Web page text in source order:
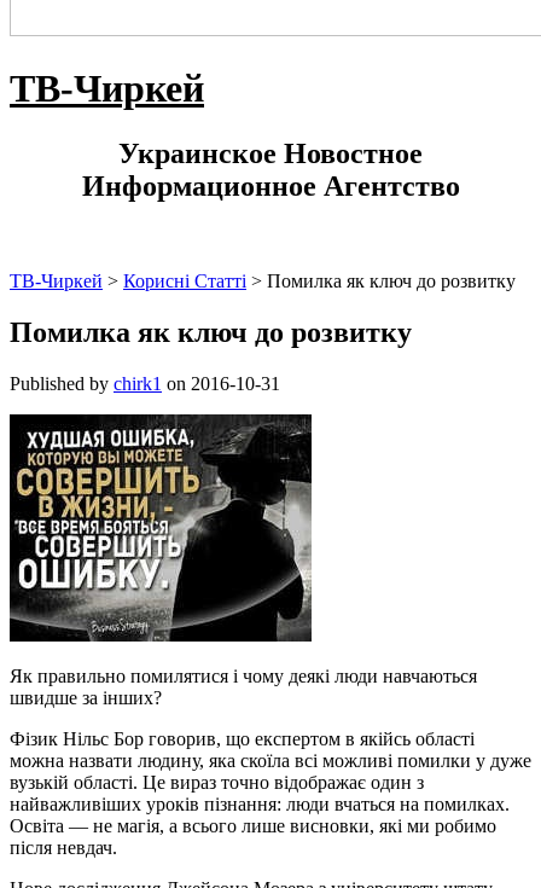
ТВ-Чиркей
Украинское Новостное
Информационное Агентство
ТВ-Чиркей > Корисні Статті > Помилка як ключ до розвитку
Помилка як ключ до розвитку
Published by chirk1 on 2016-10-31
Як правильно помилятися і чому деякі люди навчаються
швидше за інших?
Фізик Нільс Бор говорив, що експертом в якійсь області
можна назвати людину, яка скоїла всі можливі помилки у дуже
вузькій області. Це вираз точно відображає один з
найважливіших уроків пізнання: люди вчаться на помилках.
Освіта — не магія, а всього лише висновки, які ми робимо
після невдач.